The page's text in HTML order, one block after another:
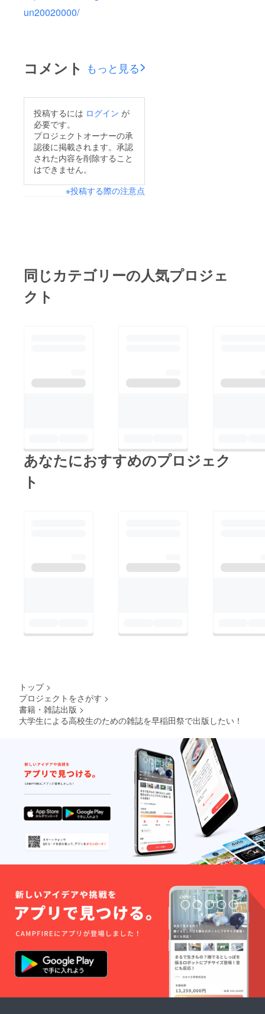
un20020000/
コメント もっと見る
投稿するには ログイン が
必要です。
プロジェクトオーナーの承
認後に掲載されます。承認
された内容を削除すること
はできません。
※投稿する際の注意点
同じカテゴリーの人気プロジェ
クト
あなたにおすすめのプロジェク
ト
トップ >
プロジェクトをさがす >
書籍・雑誌出版 >
大学生による高校生のための雑誌を早稲田祭で出版したい！